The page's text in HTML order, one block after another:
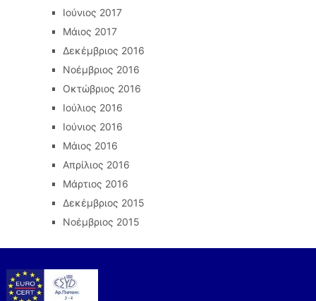
Ιούνιος 2017
Μάιος 2017
Δεκέμβριος 2016
Νοέμβριος 2016
Οκτώβριος 2016
Ιούλιος 2016
Ιούνιος 2016
Μάιος 2016
Απρίλιος 2016
Μάρτιος 2016
Δεκέμβριος 2015
Νοέμβριος 2015